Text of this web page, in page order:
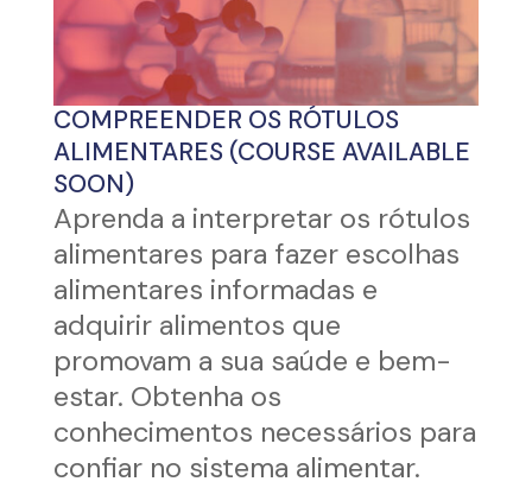
COMPREENDER OS RÓTULOS
ALIMENTARES (COURSE AVAILABLE
SOON)
Aprenda a interpretar os rótulos
alimentares para fazer escolhas
alimentares informadas e
adquirir alimentos que
promovam a sua saúde e bem-
estar. Obtenha os
conhecimentos necessários para
confiar no sistema alimentar.